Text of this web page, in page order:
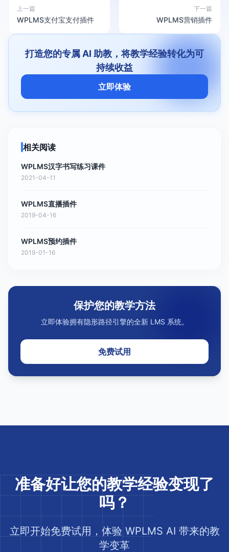
上一篇
WPLMS支付宝支付插件
下一篇
WPLMS营销插件
打造您的专属 AI 助教，将教学经验转化为可
持续收益
立即体验
相关阅读
WPLMS汉字书写练习课件
2021-04-11
WPLMS直播插件
2019-04-16
WPLMS预约插件
2019-01-16
保护您的教学方法
立即体验拥有隐形路径引擎的全新 LMS 系统。
免费试用
准备好让您的教学经验变现了
吗？
立即开始免费试用，体验 WPLMS AI 带来的教
学变革